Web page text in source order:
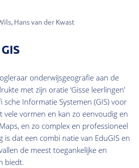
Hans van der Kwast
onderwijsgeografie aan de
met zijn oratie ‘Gisse leerlingen’
sche Informatie Systemen (GIS) voor
vele vormen en kan zo eenvoudig en
en zo complex en professioneel
is dat een combi natie van EduGIS en
de meest toegankelijke en
biedt.